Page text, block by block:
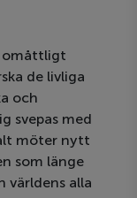
omåttligt
de livliga
och
svepas med
möter nytt
som länge
världens alla